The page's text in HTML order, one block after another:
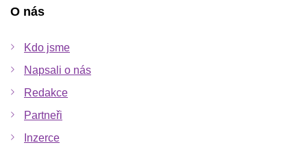
O nás
Kdo jsme
Napsali o nás
Redakce
Partneři
Inzerce